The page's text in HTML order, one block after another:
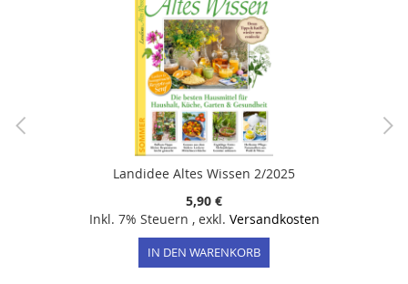
Landidee Altes Wissen 2/2025
5,90 €
Inkl. 7% Steuern , exkl. Versandkosten
IN DEN WARENKORB